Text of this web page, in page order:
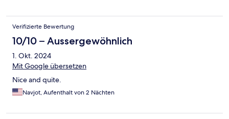
Verifizierte Bewertung
10/10 – Aussergewöhnlich
1. Okt. 2024
Mit Google übersetzen
Nice and quite.
Navjot, Aufenthalt von 2 Nächten